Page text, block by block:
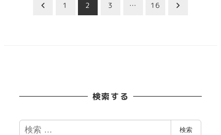
ー
ジ
1 2 3 … 16
検索する
検
検索